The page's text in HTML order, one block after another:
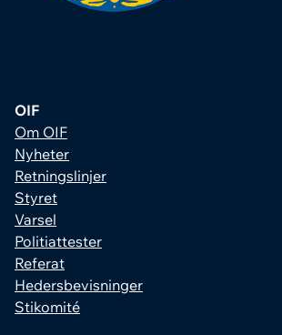
OIF
Om OIF
Nyheter
Retningslinjer
Styret
Varsel
Politiattester
Referat
Hedersbevisninger
Stikomité